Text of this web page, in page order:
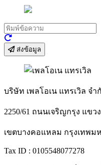
ส่งข้อมูล
บริษัท เพลโอเน แทรเวิล จำ
2250/61 ถนนเจริญกรุง แข
เขตบางคอแหลม กรุงเทพม
Tax ID : 0105548077278